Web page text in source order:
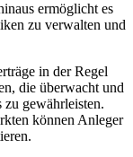
ermöglicht es
zu verwalten und
in der Regel
die überwacht und
gewährleisten.
können Anleger